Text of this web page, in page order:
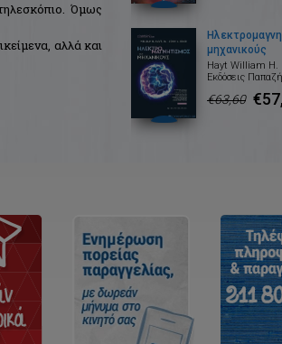
Όμως
αλλά και
μηχανικούς
Hayt William H.
Εκδόσεις
€63,60